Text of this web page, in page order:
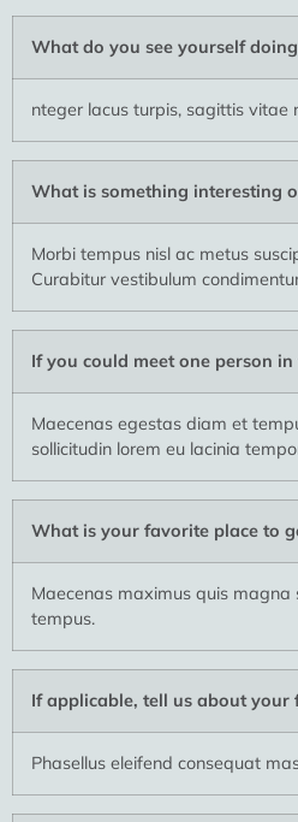
What do you see yourself
nteger lacus turpis, sagittis vitae
What is something interesting
Morbi tempus nisl ac metus
Curabitur vestibulum
If you could meet one person
Maecenas egestas diam et
sollicitudin lorem eu lacinia
What is your favorite place to
Maecenas maximus quis
tempus.
If applicable, tell us about
Phasellus eleifend consequat